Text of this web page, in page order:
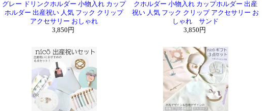
グレー ドリンクホルダー 小物入れ カップ
ホルダー 出産祝い 人気 フック クリップ
アクセサリー おしゃれ
3,850円
クホルダー 小物入れ カップホルダー 出産
祝い 人気 フック クリップ アクセサリー お
しゃれ サンド
3,850円